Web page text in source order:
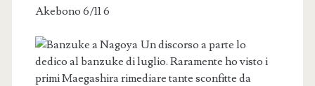
Akebono 6/11 6
Un discorso a parte lo
dedico al banzuke di luglio. Raramente ho visto i
primi Maegashira rimediare tante sconfitte da